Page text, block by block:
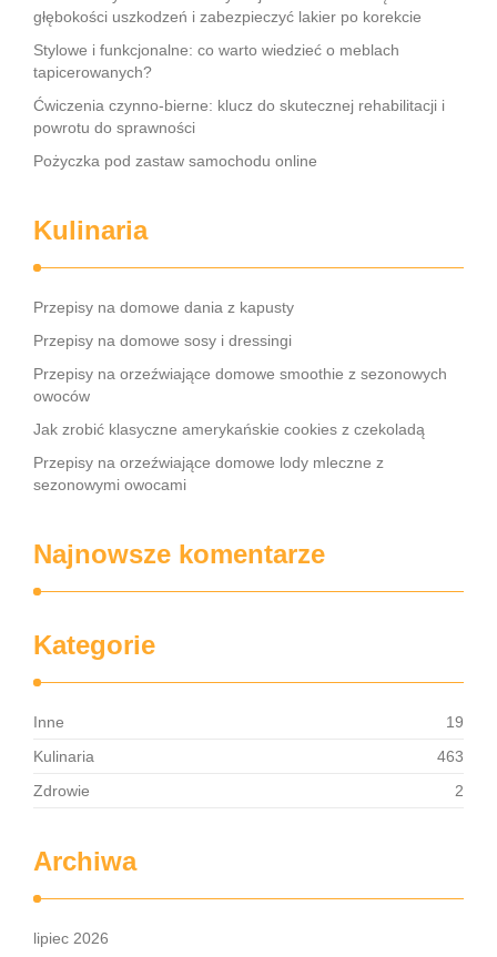
głębokości uszkodzeń i zabezpieczyć lakier po korekcie
Stylowe i funkcjonalne: co warto wiedzieć o meblach
tapicerowanych?
Ćwiczenia czynno-bierne: klucz do skutecznej rehabilitacji i
powrotu do sprawności
Pożyczka pod zastaw samochodu online
Kulinaria
Przepisy na domowe dania z kapusty
Przepisy na domowe sosy i dressingi
Przepisy na orzeźwiające domowe smoothie z sezonowych
owoców
Jak zrobić klasyczne amerykańskie cookies z czekoladą
Przepisy na orzeźwiające domowe lody mleczne z
sezonowymi owocami
Najnowsze komentarze
Kategorie
Inne
19
Kulinaria
463
Zdrowie
2
Archiwa
lipiec 2026